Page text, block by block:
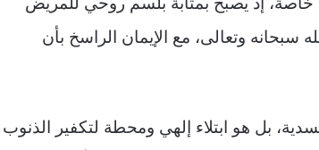
سبحانه وتعالى، مع الإيمان الراسخ بأن
بل هو ابتلاء إلهي ومحطة لتكفير الذنوب